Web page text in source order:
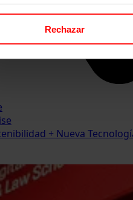
Rechazar
+ Nueva